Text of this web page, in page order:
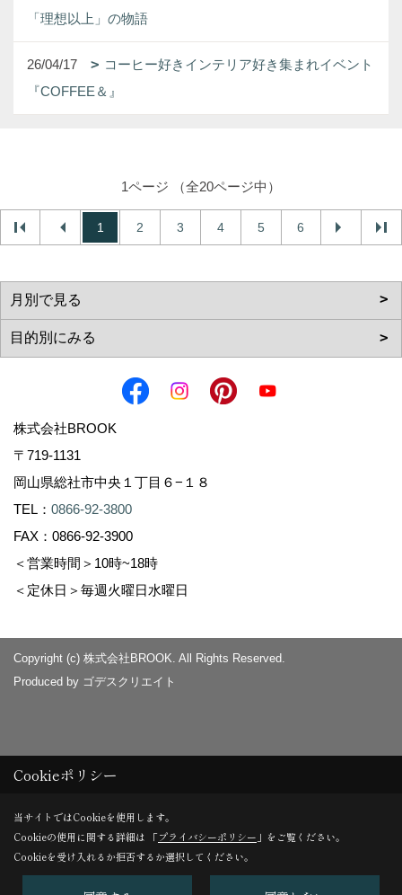
「理想以上」の物語
26/04/17
コーヒー好きインテリア好き集まれイベント
『COFFEE＆』
1ページ （全20ページ中）
1 2 3 4 5 6
株式会社BROOK
〒719-1131
岡山県総社市中央１丁目６−１８
TEL： 0866-92-3800
FAX：0866-92-3900
＜営業時間＞10時~18時
＜定休日＞毎週火曜日水曜日
Copyright (c) 株式会社BROOK. All Rights Reserved.
Produced by ゴデスクリエイト
Cookieポリシー
当サイトではCookieを使用します。
Cookieの使用に関する詳細は 「プライバシーポリシー 」をご覧ください。
Cookieを受け入れるか拒否するか選択してください。